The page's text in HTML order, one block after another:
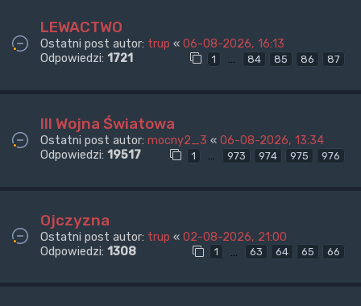
LEWACTWO
Ostatni post autor: trup « 06-08-2026, 16:13
Odpowiedzi: 1721 1 … 84 85 86 87
III Wojna Światowa
Ostatni post autor: mocny2_3 « 06-08-2026, 13:34
Odpowiedzi: 19517 1 … 973 974 975 976
Ojczyzna
Ostatni post autor: trup « 02-08-2026, 21:00
Odpowiedzi: 1308 1 … 63 64 65 66